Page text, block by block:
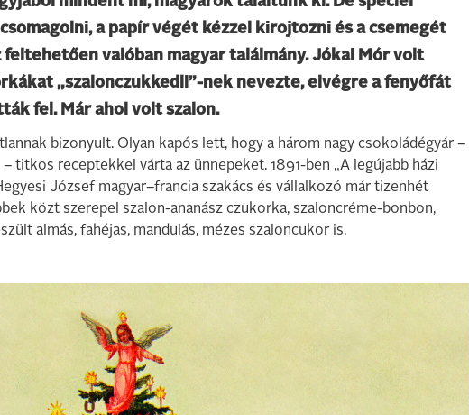
a papír végét kézzel kirojtozni és a csemegét
feltehetően valóban magyar találmány. Jókai Mór volt
„szalonczukkedli”-nek nevezte, elvégre a fenyőfát
fel. Már ahol volt szalon.
bizonyult. Olyan kapós lett, hogy a három nagy csokoládégyár –
– titkos receptekkel várta az ünnepeket. 1891-ben „A legújabb házi
József magyar–francia szakács és vállalkozó már tizenhét
közt szerepel szalon-ananász czukorka, szaloncréme-bonbon,
almás, fahéjas, mandulás, mézes szaloncukor is.